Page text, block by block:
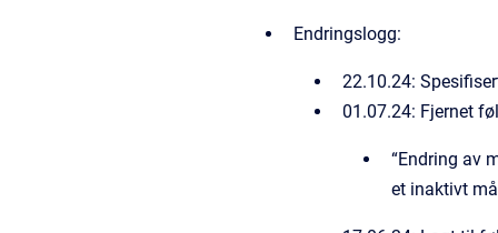
Endringslogg:
22.10.24:
01.07.24: Fjernet
“Endring av
et inaktivt